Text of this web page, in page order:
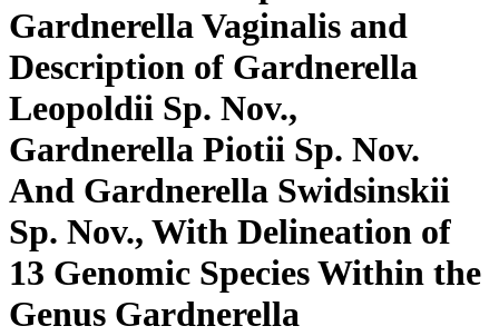
Gardnerella Vaginalis and
Description of Gardnerella
Leopoldii Sp. Nov.,
Gardnerella Piotii Sp. Nov.
And Gardnerella Swidsinskii
Sp. Nov., With Delineation of
13 Genomic Species Within the
Genus Gardnerella